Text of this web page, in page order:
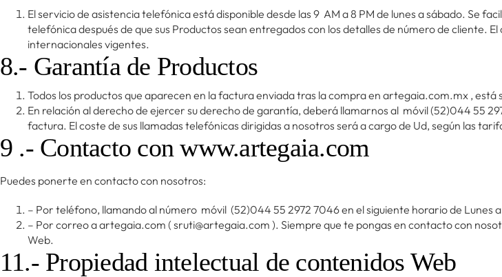
El servicio de asistencia telefónica está disponible desde las 9 AM a 8 PM de lunes a sábado. Se
telefónica después de que sus Productos sean entregados con los detalles de número de cliente.
internacionales vigentes.
8.- Garantía de Productos
Todos los productos que aparecen en la factura enviada tras la compra en artegaia.com.mx , está
En relación al derecho de ejercer su derecho de garantía, deberá llamarnos al móvil (52)044 55
factura. El coste de sus llamadas telefónicas dirigidas a nosotros será a cargo de Ud, según las
9 .- Contacto con www.artegaia.com
Puedes ponerte en contacto con nosotros:
– Por teléfono, llamando al número móvil (52)044 55 2972 7046 en el siguiente horario de Lunes
– Por correo a artegaia.com ( sruti@artegaia.com ). Siempre que te pongas en contacto con
Web.
11.- Propiedad intelectual de contenidos Web